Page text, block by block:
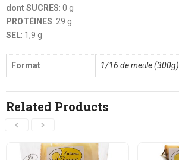
dont SUCRES: 0 g
PROTÉINES: 29 g
SEL: 1,9 g
Format 1/16 de meule (300g)
Related Products